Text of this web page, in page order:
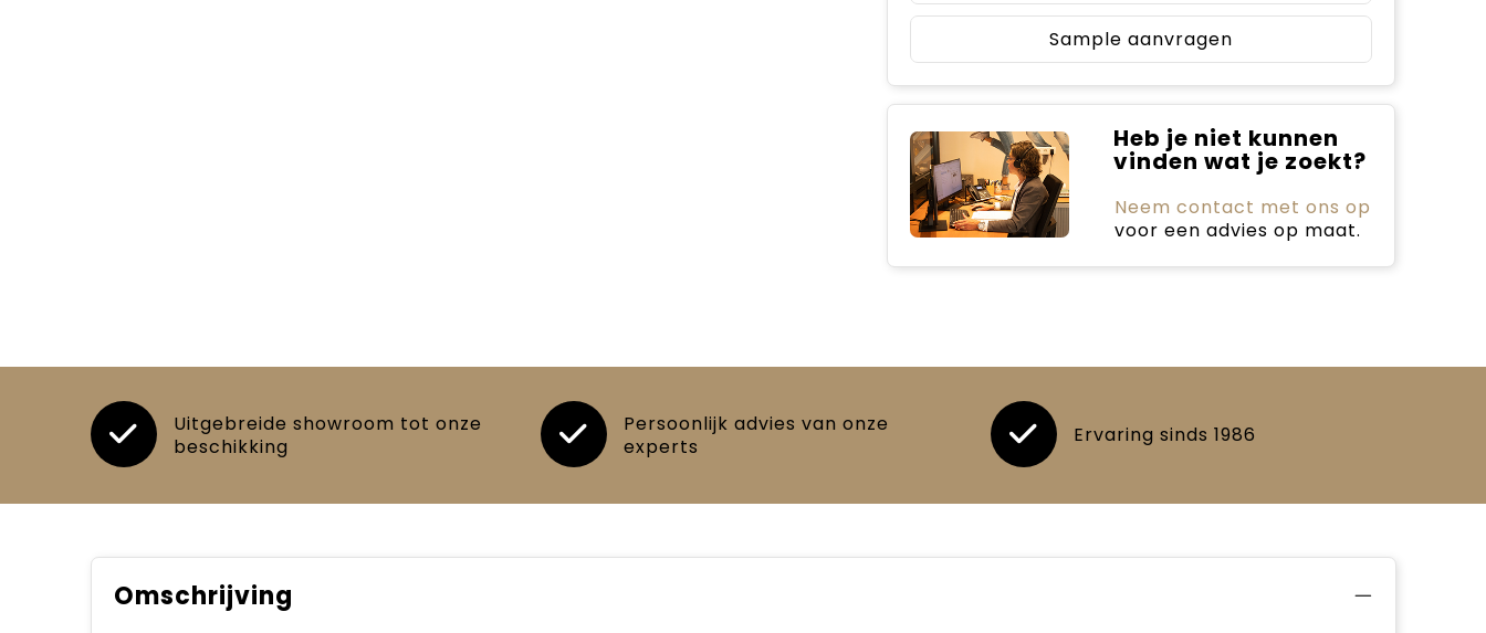
Sample aanvragen
Heb je niet kunnen
vinden wat je zoekt?
Neem contact met ons op
voor een advies op maat.
Uitgebreide showroom tot onze
beschikking
Persoonlijk advies van onze
experts
Ervaring sinds 1986
Omschrijving